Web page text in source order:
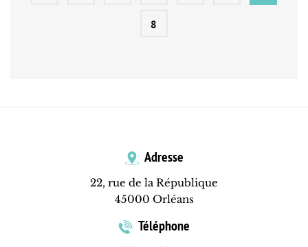
8
Adresse
22, rue de la République
45000 Orléans
Téléphone